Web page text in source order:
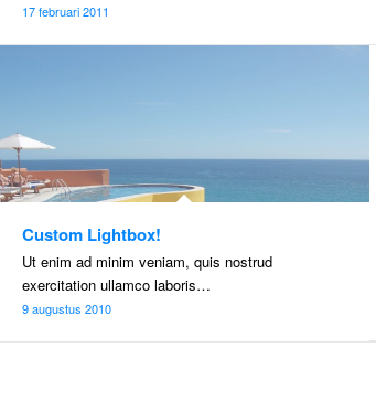
17 februari 2011
Custom Lightbox!
Ut enim ad minim veniam, quis nostrud
exercitation ullamco laboris…
9 augustus 2010